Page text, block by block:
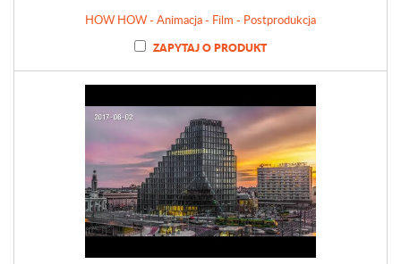
HOW HOW - Animacja - Film - Postprodukcja
ZAPYTAJ O PRODUKT